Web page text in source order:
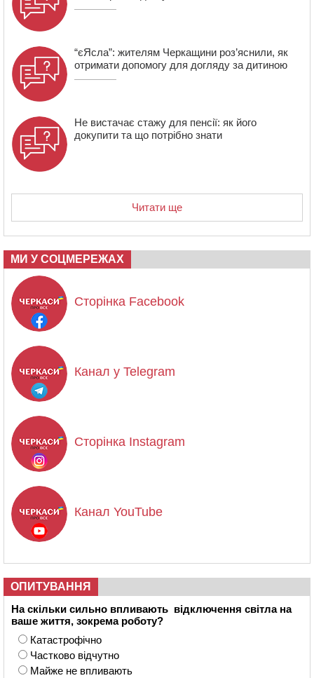
“єЯсла”: жителям Черкащини роз’яснили, як
отримати допомогу для догляду за дитиною
Не вистачає стажу для пенсії: як його
докупити та що потрібно знати
Читати ще
МИ У СОЦМЕРЕЖАХ
Сторінка Facebook
Канал у Telegram
Сторінка Instagram
Канал YouTube
ОПИТУВАННЯ
На скільки сильно впливають відключення світла на
ваше життя, зокрема роботу?
Катастрофічно
Частково відчутно
Майже не впливають